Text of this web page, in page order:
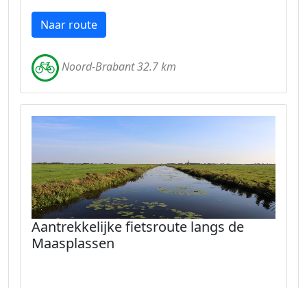
Naar route
Noord-Brabant 32.7 km
Aantrekkelijke fietsroute langs de
Maasplassen